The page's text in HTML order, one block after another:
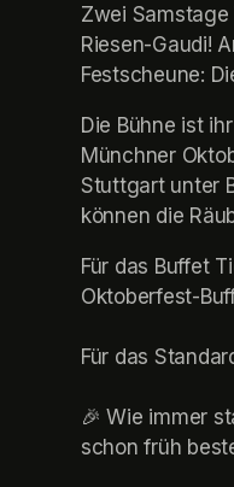
Zwei
Riesen-Gaudi!
Festscheune:
Die Bühne ist
Münchner
Stuttgart unter
können die
Für das Buffet
Oktoberfest-
Für das
🎉 Wie immer
schon früh